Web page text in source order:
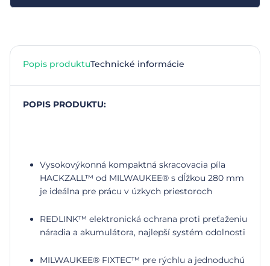
Popis produktuTechnické informácie
POPIS PRODUKTU:
Vysokovýkonná kompaktná skracovacia píla
HACKZALL™ od MILWAUKEE® s dĺžkou 280 mm
je ideálna pre prácu v úzkych priestoroch
REDLINK™ elektronická ochrana proti preťaženiu
náradia a akumulátora, najlepší systém odolnosti
MILWAUKEE® FIXTEC™ pre rýchlu a jednoduchú